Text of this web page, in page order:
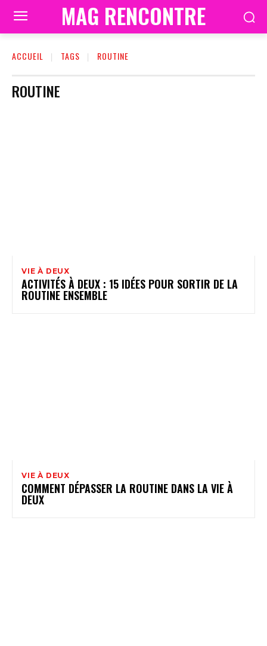
MAG RENCONTRE
ACCUEIL TAGS ROUTINE
ROUTINE
VIE À DEUX
ACTIVITÉS À DEUX : 15 IDÉES POUR SORTIR DE LA
ROUTINE ENSEMBLE
VIE À DEUX
COMMENT DÉPASSER LA ROUTINE DANS LA VIE À
DEUX